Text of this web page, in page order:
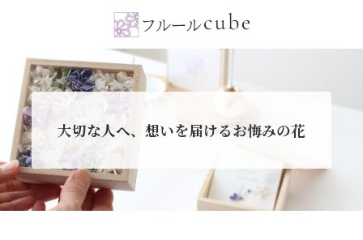
大切な人へ、想いを届けるお悔みの花